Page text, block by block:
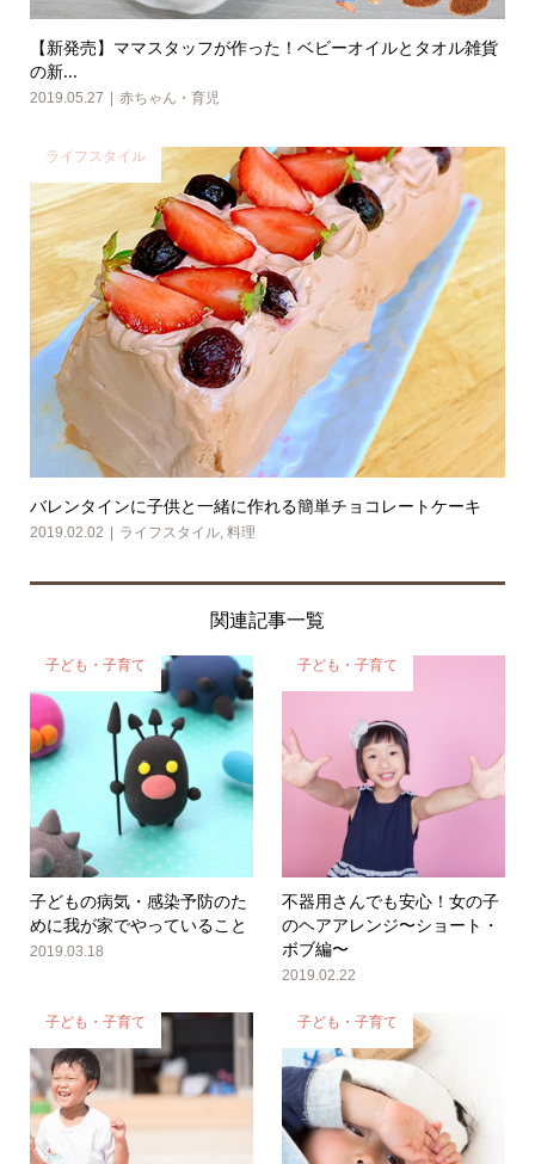
【新発売】ママスタッフが作った！ベビーオイルとタオル雑貨
の新...
2019.05.27 赤ちゃん・育児
ライフスタイル
バレンタインに子供と一緒に作れる簡単チョコレートケーキ
2019.02.02 ライフスタイル, 料理
関連記事一覧
子ども・子育て
子どもの病気・感染予防のた
めに我が家でやっていること
2019.03.18
子ども・子育て
不器用さんでも安心！女の子
のヘアアレンジ〜ショート・
ボブ編〜
2019.02.22
子ども・子育て 子ども・子育て